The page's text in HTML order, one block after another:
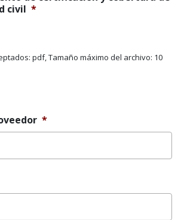
civil *
pdf, Tamaño máximo del archivo: 10
*